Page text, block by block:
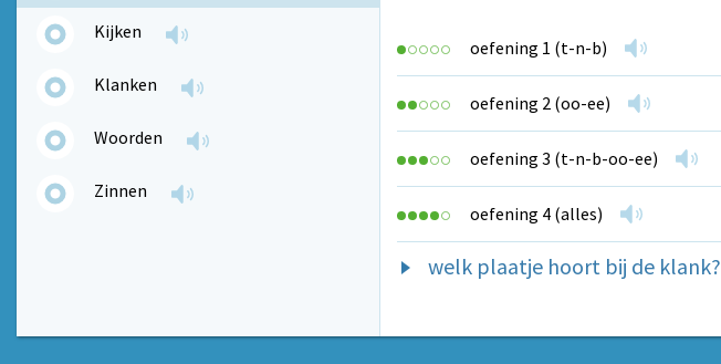
Kijken
Klanken
Woorden
Zinnen
oefening 1 (t-n-b)
oefening 2 (oo-ee)
oefening 3 (t-n-b-oo-ee)
oefening 4 (alles)
welk plaatje hoort bij de klank?